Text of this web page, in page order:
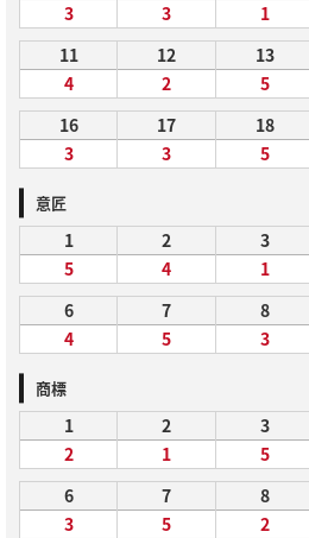
3
3
1
11
4
12
2
13
5
16
3
17
3
18
5
意匠
1
5
2
4
3
1
6
4
7
5
8
3
商標
1
2
2
1
3
5
6
3
7
5
8
2